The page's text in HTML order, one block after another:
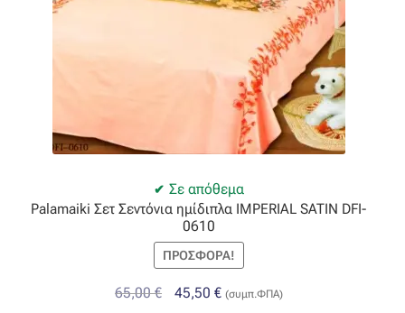
Σε απόθεμα
Palamaiki Σετ Σεντόνια ημίδιπλα IMPERIAL SATIN DFI-
0610
ΠΡΟΣΦΟΡΆ!
65,00€
Original
45,50 €Η(συμπ.ΦΠΑ)